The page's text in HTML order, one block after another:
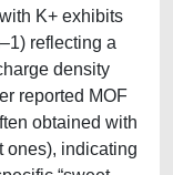
K+ exhibits
reflecting a
density
reported MOF
obtained with
ones), indicating